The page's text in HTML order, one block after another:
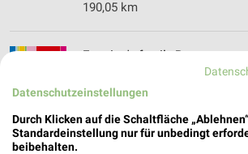
190,05 km
Ernsting's family Bautzen
02625 Bautzen
Heute 09:00 - 20:00 Uhr |
164,02 km
Datenschutzeinstellungen
Durch Klicken auf die Schaltfläche
Standardeinstellung nur für unbedingt
beibehalten.